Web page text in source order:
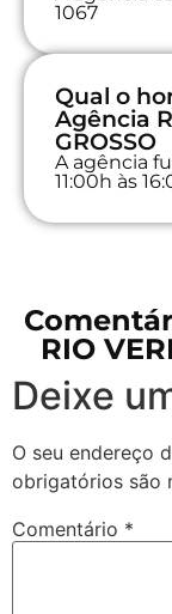
1067
Qual o
Agência
GROSSO
A agência
11:00h às
RIO
Deixe
O seu endereço
obrigatórios são
Comentário *